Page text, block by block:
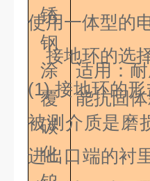
锈
钢
涂
覆
碳
化
适用：
能抗固
使用一体型的
接地环的选
(1)接地环的
被测介质是磨
进出口端的衬